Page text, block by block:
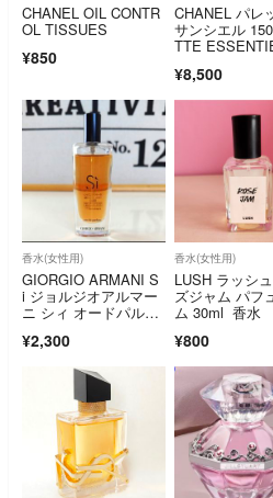
CHANEL OIL CONTR
OL TISSUES
¥850
CHANEL パレ
サンシエル
TTE
¥8,500
香水(女性用)
GIORGIO ARMANI S
i ジョルジオアルマー
ニ シィ オードパルフ
¥2,300
香水(女性用)
LUSH ラッシ
ズジャム パフ
ム 30ml 香水
¥800